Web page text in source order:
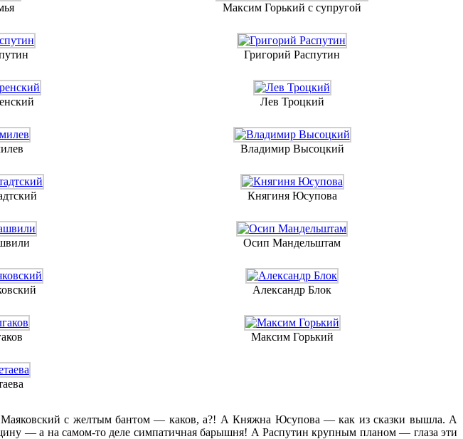
Максим Горький с супругой
Григорий Распутин
Лев Троцкий
Владимир Высоцкий
Княгиня Юсупова
Осип Мандельштам
Александр Блок
Максим Горький
Маяковский с желтым бантом — каков, а?! А Княжна Юсупова — как из сказки вышла. А
— а на самом-то деле симпатичная барышня! А Распутин крупным планом — глаза эти